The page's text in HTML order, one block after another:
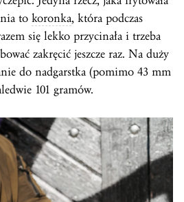
to koronka, która podczas
się lekko przycinała i trzeba
zakręcić jeszcze raz. Na duży
do nadgarstka (pomimo 43 mm
101 gramów.